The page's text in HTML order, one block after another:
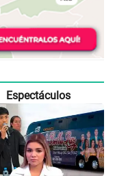
Espectáculos